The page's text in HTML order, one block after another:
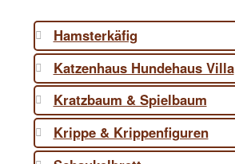
Hamsterkäfig
Katzenhaus Hundehaus Villa
Kratzbaum & Spielbaum
Krippe & Krippenfiguren